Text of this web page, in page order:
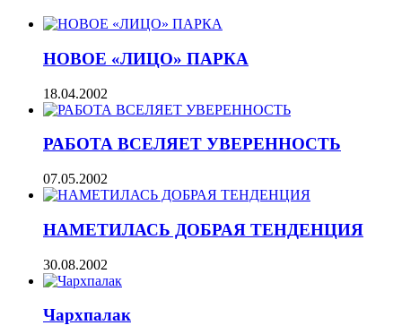
НОВОЕ «ЛИЦО» ПАРКА
18.04.2002
РАБОТА ВСЕЛЯЕТ УВЕРЕННОСТЬ
07.05.2002
НАМЕТИЛАСЬ ДОБРАЯ ТЕНДЕНЦИЯ
30.08.2002
Чархпалак